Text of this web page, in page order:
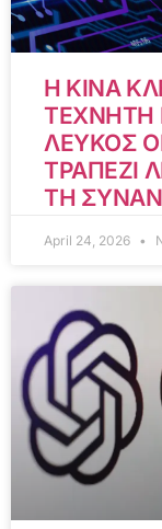
Η ΚΙΝΑ
ΤΕΧΝΗΤΗ
ΛΕΥΚΟΣ
ΤΡΑΠΕΖΙ
ΤΗ
April 24, 2026